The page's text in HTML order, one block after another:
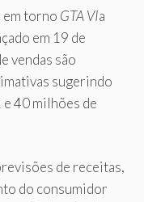
em torno GTA VIa
em 19 de
vendas são
sugerindo
40 milhões de
de receitas,
do consumidor